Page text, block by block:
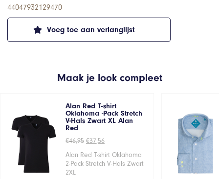
Voeg toe aan verlanglijst
44047932129470
Maak je look compleet
Alan Red T-shirt
Oklahoma -Pack Stretch
V-Hals Zwart XL Alan
Red
€46,95 Oorspronkelijke
was:
€46,95.
€37,56Huidige
is:
€37,56.
Alan Red T-shirt Oklahoma
2-Pack Stretch V-Hals Zwart
2XL